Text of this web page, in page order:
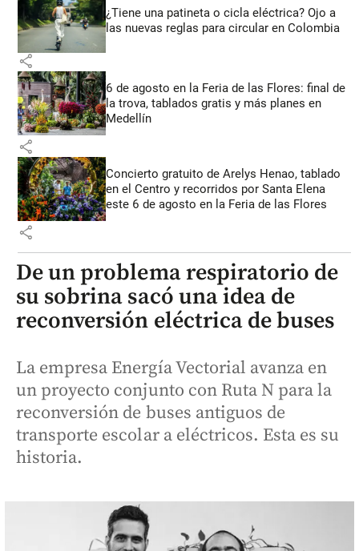
¿Tiene una patineta o cicla eléctrica? Ojo a
las nuevas reglas para circular en Colombia
share
6 de agosto en la Feria de las Flores: final de
la trova, tablados gratis y más planes en
Medellín
share
Concierto gratuito de Arelys Henao, tablado
en el Centro y recorridos por Santa Elena
este 6 de agosto en la Feria de las Flores
share
De un problema respiratorio de
su sobrina sacó una idea de
reconversión eléctrica de buses
La empresa Energía Vectorial avanza en
un proyecto conjunto con Ruta N para la
reconversión de buses antiguos de
transporte escolar a eléctricos. Esta es su
historia.